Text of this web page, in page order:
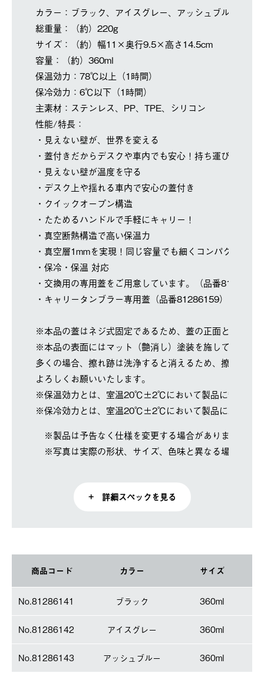
カラー：ブラック、アイスグレー、アッシュブルー
総重量：（約）220g
サイズ：（約）幅11×奥行9.5×高さ14.5cm
容量：（約）360ml
保温効力：78℃以上（1時間）
保冷効力：6℃以下（1時間）
主素材：ステンレス、PP、TPE、シリコン
性能/特長：
・見えない壁が、世界を変える
・蓋付きだからデスクや車内でも安心！持ち運びに便利
・見えない壁が温度を守る
・デスク上や揺れる車内で安心の蓋付き
・クイックオープン構造
・たためるハンドルで手軽にキャリー！
・真空断熱構造で高い保温力
・真空層1mmを実現！同じ容量でも細くコンパクトに
・保冷・保温 対応
・交換用の専用蓋をご用意しています。（品番
・キャリータンブラー専用蓋（品番81286159）もご使
※本品の蓋はネジ式固定であるため、蓋の正面とボトル
※本品の表面にはマット（艶消し）塗装を施しています
多くの場合、擦れ跡は洗浄すると消えるため、擦れ跡が
よろしくお願いいたします。
※保温効力とは、室温20℃±2℃において製品に熱湯を蓋
※保冷効力とは、室温20℃±2℃において製品に冷水を蓋
※製品は予告なく仕様を変更する場合があります。
※写真は実際の形状、サイズ、色味と異なる場合があ
+ 詳細スペックを見る
商品コード カラー サイズ
No.81286141 ブラック 360ml
No.81286142 アイスグレー 360ml
No.81286143 アッシュブルー 360ml